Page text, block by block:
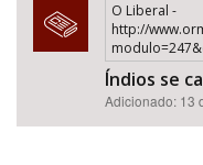
O Liberal -
http://
Índios se
Adicionado: 13